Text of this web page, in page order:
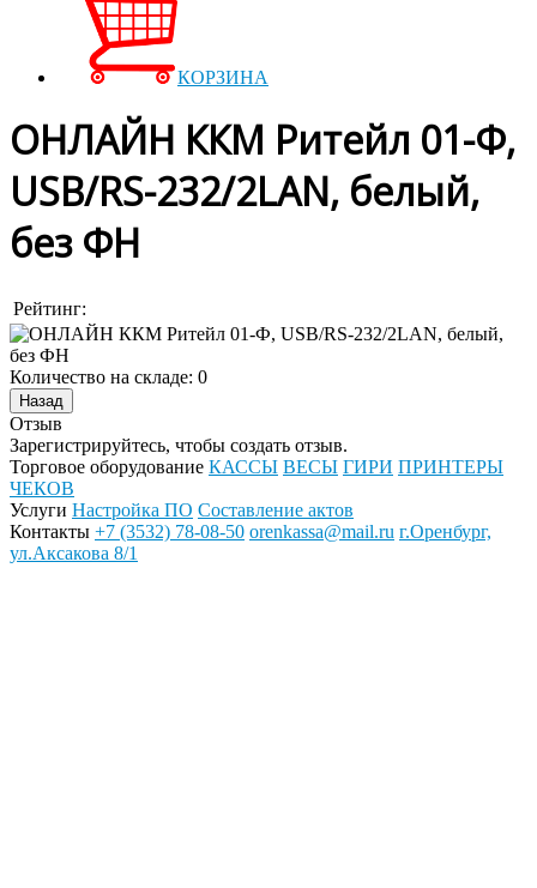
КОРЗИНА
ОНЛАЙН ККМ Ритейл 01-Ф,
USB/RS-232/2LAN, белый,
без ФН
Рейтинг:
Количество на складе: 0
Отзыв
Зарегистрируйтесь, чтобы создать отзыв.
Торговое оборудование КАССЫ ВЕСЫ ГИРИ ПРИНТЕРЫ
ЧЕКОВ
Услуги Настройка ПО Составление актов
Контакты +7 (3532) 78-08-50 orenkassa@mail.ru г.Оренбург,
ул.Аксакова 8/1